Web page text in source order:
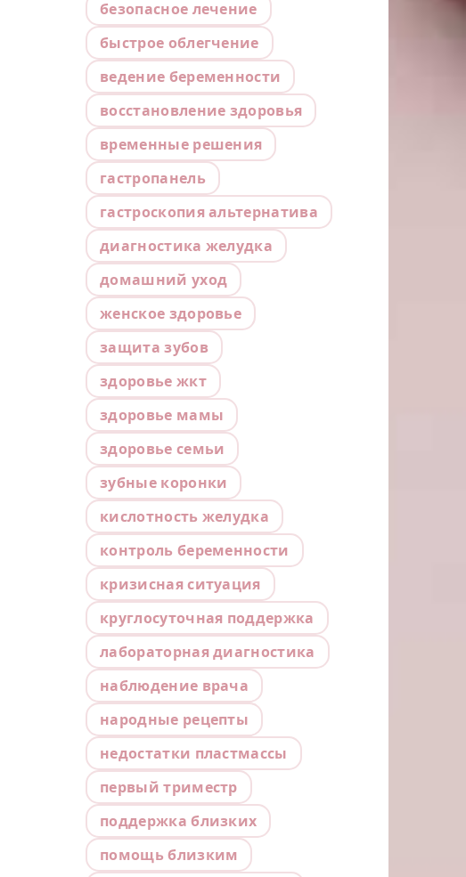
безопасное лечение
быстрое облегчение
ведение беременности
восстановление здоровья
временные решения
гастропанель
гастроскопия альтернатива
диагностика желудка
домашний уход
женское здоровье
защита зубов
здоровье жкт
здоровье мамы
здоровье семьи
зубные коронки
кислотность желудка
контроль беременности
кризисная ситуация
круглосуточная поддержка
лабораторная диагностика
наблюдение врача
народные рецепты
недостатки пластмассы
первый триместр
поддержка близких
помощь близким